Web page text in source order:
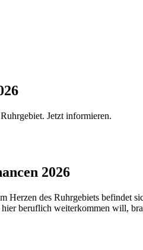
Jetzt informieren.
2026
des Ruhrgebiets befindet
beruflich weiterkommen will,